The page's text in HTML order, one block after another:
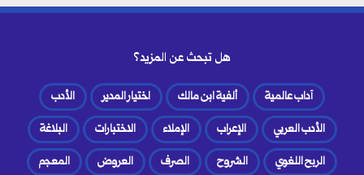
هل تبحث عن المزيد؟
آداب عالمية ألفية ابن مالك اختيار المدير
الأدب
الأدب العربي
الإعراب الإملاء الاختبارات
البلاغة
الربح اللغوي
الشروح الصرف العروض
المعجم